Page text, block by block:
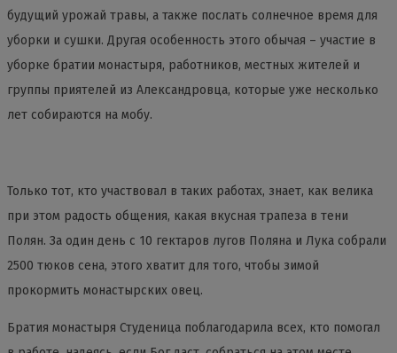
будущий урожай травы, а также послать солнечное время для
уборки и сушки. Другая особенность этого обычая – участие в
уборке братии монастыря, работников, местных жителей и
группы приятелей из Александровца, которые уже несколько
лет собираются на мобу.
Только тот, кто участвовал в таких работах, знает, как велика
при этом радость общения, какая вкусная трапеза в тени
Полян. За один день с 10 гектаров лугов Поляна и Лука собрали
2500 тюков сена, этого хватит для того, чтобы зимой
прокормить монастырских овец.
Братия монастыря Студеница поблагодарила всех, кто помогал